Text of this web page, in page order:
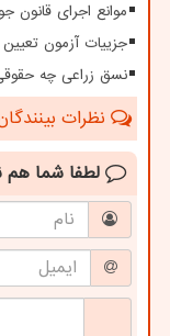
موانع اجرای قانون
جزییات آزمون
نسق زراعی چه
نظرات
لطفا شما هم